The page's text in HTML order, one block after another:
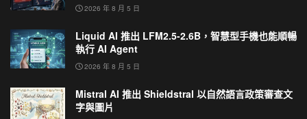
2026 年 8 月 5 日
Liquid AI 推出 LFM2.5-2.6B，智慧型手機也能順暢
執行 AI Agent
2026 年 8 月 5 日
Mistral AI 推出 Shieldstral 以自然語言政策審查文
字與圖片